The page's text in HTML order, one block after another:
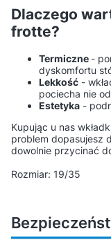
Dlaczego
frotte?
Termiczne -
dyskomfortu
Lekkość -
pociecha nie
Estetyka -
Kupując u nas
problem dopasujesz
dowolnie przycinać
Rozmiar: 19/35